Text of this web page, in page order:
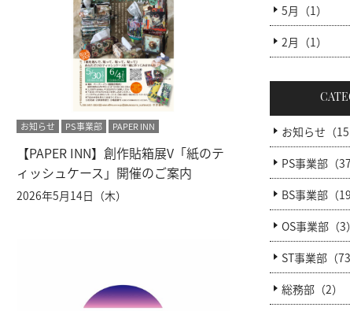
お知らせ PS事業部 PAPER INN
【PAPER INN】創作貼箱展V「紙のテ
ィッシュケース」開催のご案内
2026年5月14日（木）
5月（1）
2月（1）
お知らせ（
PS事業部（37
BS事業部（19
OS事業部（3）
ST事業部（73
総務部（2）